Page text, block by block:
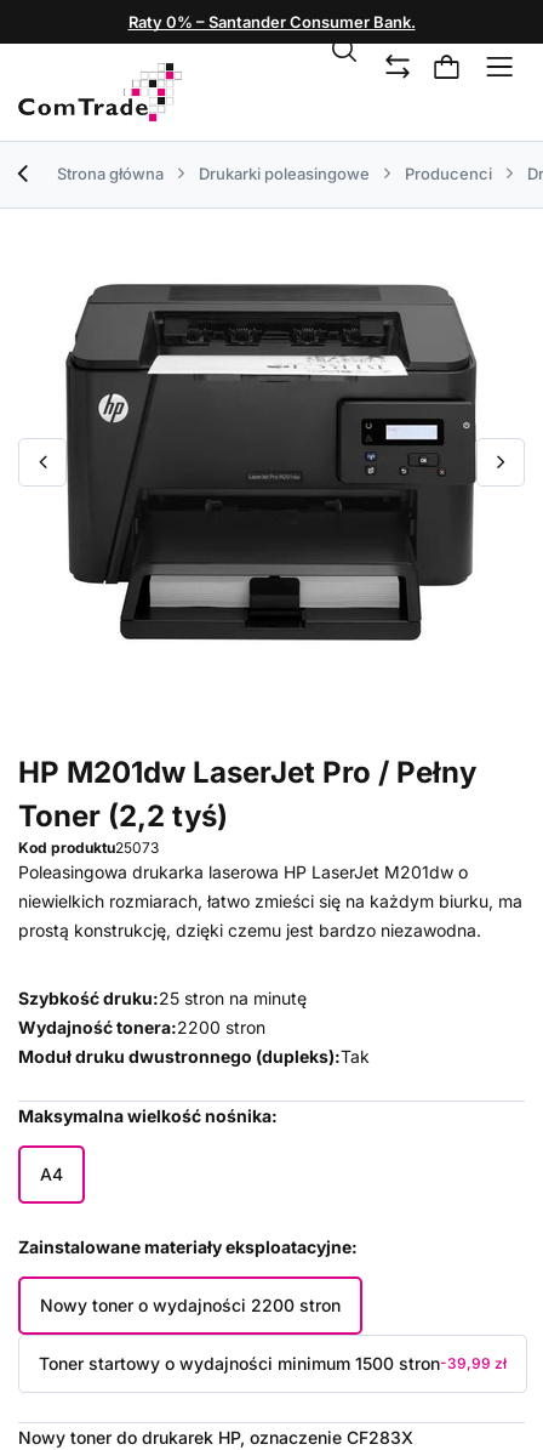
Raty 0% – Santander Consumer Bank.
Strona główna Drukarki poleasingowe Producenci
HP M201dw LaserJet Pro / Pełny
Toner (2,2 tyś)
Kod produktu25073
Poleasingowa drukarka laserowa HP LaserJet M201dw o
niewielkich rozmiarach, łatwo zmieści się na każdym biurku, ma
prostą konstrukcję, dzięki czemu jest bardzo niezawodna.
Szybkość druku:25 stron na minutę
Wydajność tonera:2200 stron
Moduł druku dwustronnego (dupleks):Tak
Maksymalna wielkość nośnika
A4
Zainstalowane materiały eksploatacyjne
Nowy toner o wydajności 2200 stron
Toner startowy o wydajności minimum 1500 stron-39,99 zł
Nowy toner do drukarek HP, oznaczenie CF283X